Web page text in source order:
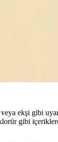
ekşi gibi
gibi